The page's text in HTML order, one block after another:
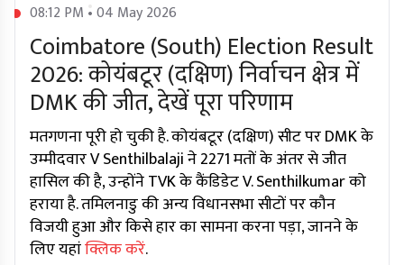
08:12 PM • 04 May 2026
Coimbatore (South) Election Result
2026: कोयंबटूर (दक्षिण) निर्वाचन क्षेत्र में
DMK की जीत, देखें पूरा परिणाम
मतगणना पूरी हो चुकी है. कोयंबटूर (दक्षिण) सीट पर DMK के
उम्मीदवार V Senthilbalaji ने 2271 मतों के अंतर से जीत
हासिल की है, उन्होंने TVK के कैंडिडेट V. Senthilkumar को
हराया है. तमिलनाडु की अन्य विधानसभा सीटों पर कौन
विजयी हुआ और किसे हार का सामना करना पड़ा, जानने के
लिए यहांक्लिक करें.